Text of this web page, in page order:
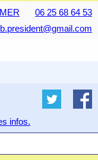
06 25 68 64 53
infos.